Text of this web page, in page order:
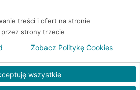
Polska S.A. Wszelkie prawa zastrzeżone
treści i ofert na stronie
strony trzecie
wszystkie
Zobacz Politykę Cookies